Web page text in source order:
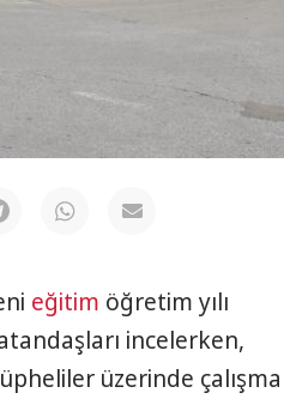
eğitim öğretim yılı
incelerken,
üzerinde çalışma